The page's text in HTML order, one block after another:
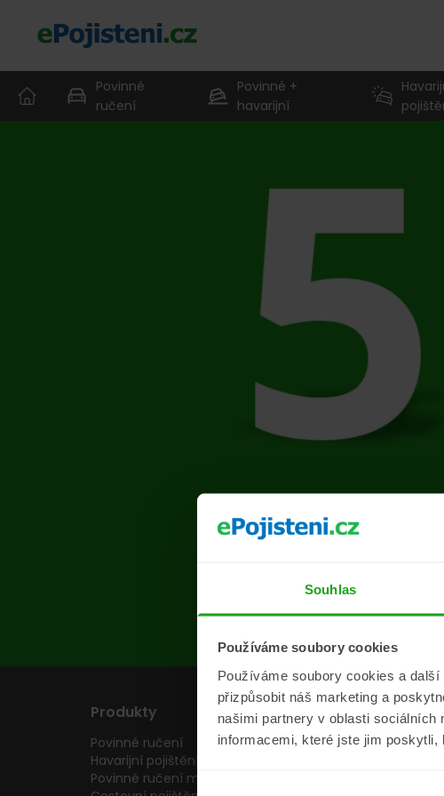
Souhlas
Používáme soubory cookies
Používáme soubory cookies a
přizpůsobit náš marketing a
našimi partnery v oblasti
informacemi, které jste jim
Povinné
ručení
Povinné +
havarijní
Na
Produkty
Povinné ručení
Havarijní pojištění
Povinné ručení motocyklu
Pojišťovny
Pojišťovny